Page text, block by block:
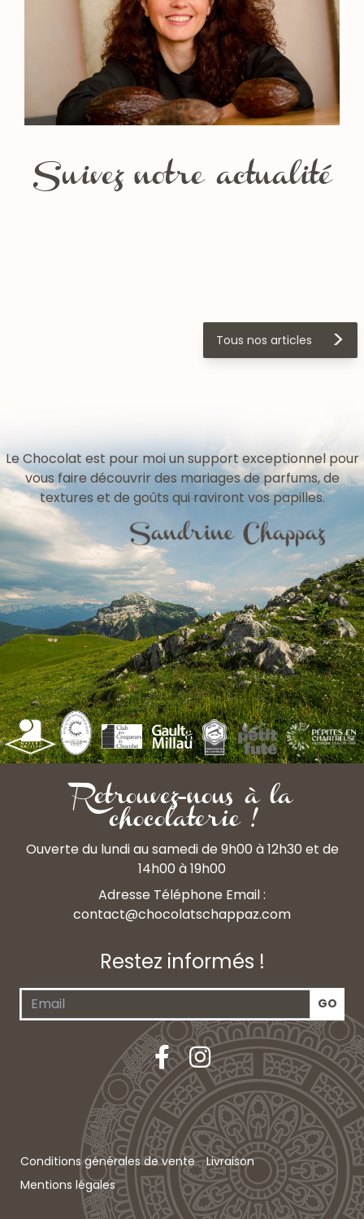
Suivez notre actualité
Comment conserver ses
chocolats en été ?
Tous nos articles >
Le Chocolat est pour moi un support exceptionnel pour
vous faire découvrir des mariages de parfums, de
textures et de goûts qui raviront vos papilles.
Retrouvez-nous à la
chocolaterie !
Ouverte du lundi au samedi de 9h00 à 12h30 et de
14h00 à 19h00
Adresse Téléphone Email :
contact@chocolatschappaz.com
Restez informés !
Conditions générales de vente
Livraison
Mentions légales